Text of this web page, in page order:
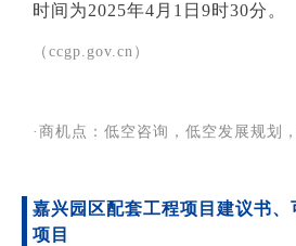
时间为2025年4月1日9时30分。
（ccgp.gov.cn）
·商机点：低空咨询，低空发展规划
嘉兴园区配套工程项目建议书、
项目